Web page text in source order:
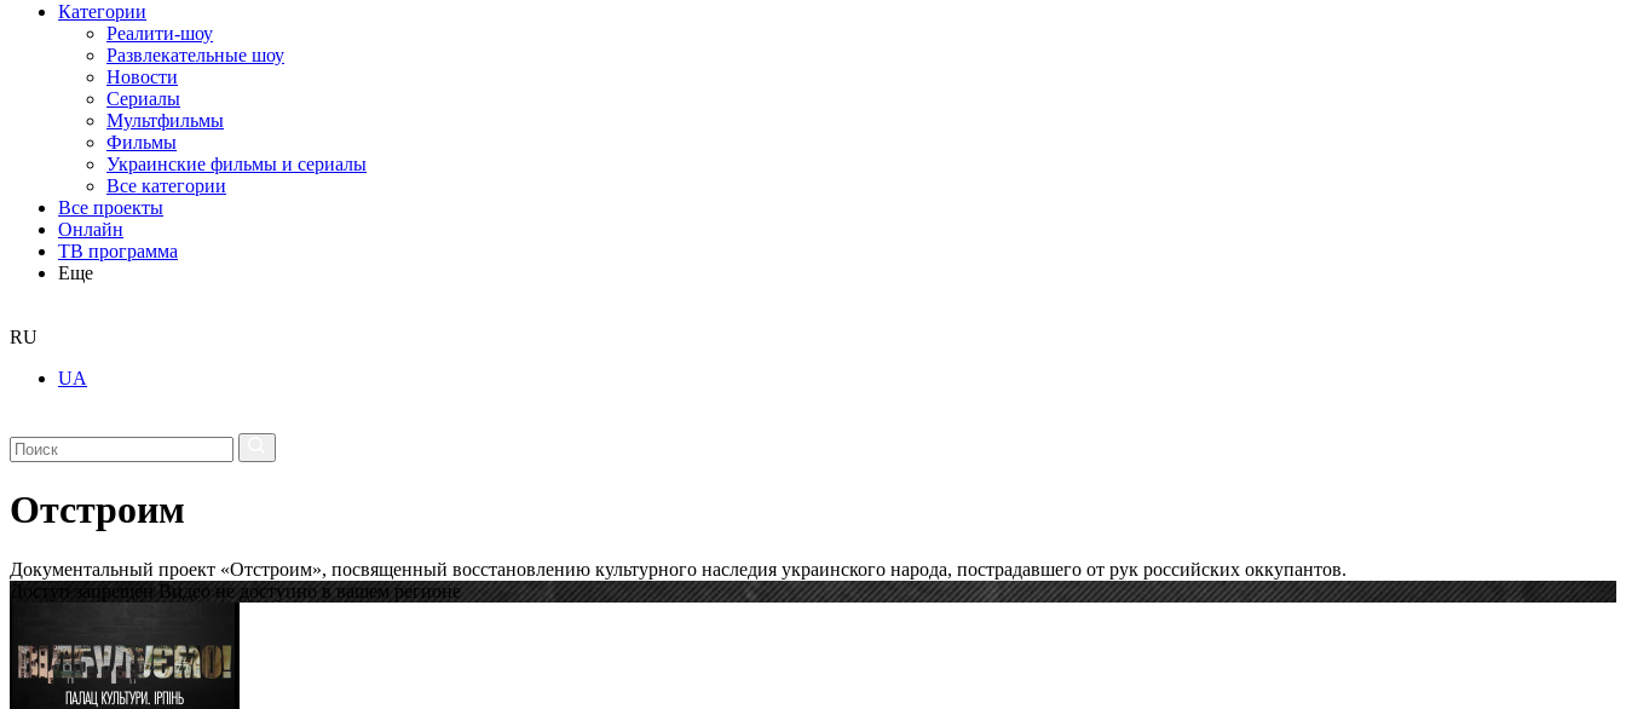
Категории
Реалити-шоу
Развлекательные шоу
Новости
Сериалы
Мультфильмы
Фильмы
Украинские фильмы и сериалы
Все категории
Все проекты
Онлайн
ТВ программа
Еще
RU
UA
Отстроим
Документальный проект «Отстроим», посвященный восстановлению культурного наследия украинского народа, пострадавшего от рук российских оккупантов.
Доступ запрещен Видео не доступно в вашем регионе